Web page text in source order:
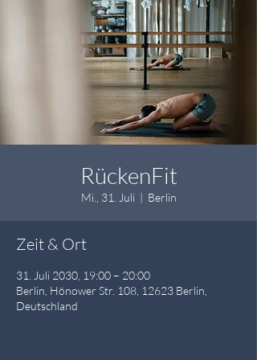
RückenFit
Mi., 31. Juli
  |
Berlin
Zeit & Ort
31. Juli 2030, 19:00 – 20:00
Berlin, Hönower Str. 108, 12623 Berlin,
Deutschland